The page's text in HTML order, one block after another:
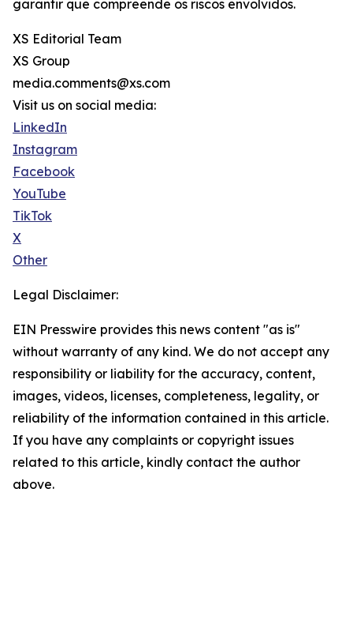
garantir que compreende os riscos envolvidos.
XS Editorial Team
XS Group
media.comments@xs.com
Visit us on social media:
LinkedIn
Instagram
Facebook
YouTube
TikTok
X
Other
Legal Disclaimer:
EIN Presswire provides this news content "as is"
without warranty of any kind. We do not accept any
responsibility or liability for the accuracy, content,
images, videos, licenses, completeness, legality, or
reliability of the information contained in this article.
If you have any complaints or copyright issues
related to this article, kindly contact the author
above.